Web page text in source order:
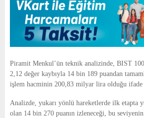
E
N
U
Piramit Menkul’ün teknik analizinde, BIST
2,12 değer kaybıyla 14 bin 189 puandan
işlem hacminin 200,83 milyar lira olduğu
Analizde, yukarı yönlü hareketlerde ilk etapta
olan 14 bin 270 puanın izleneceği, bu